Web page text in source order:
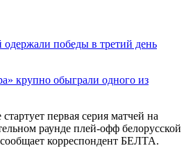
победы в третий день
крупно обыграли одного из
первая серия матчей на
раунде плей-офф белорусской
корреспондент БЕЛТА.